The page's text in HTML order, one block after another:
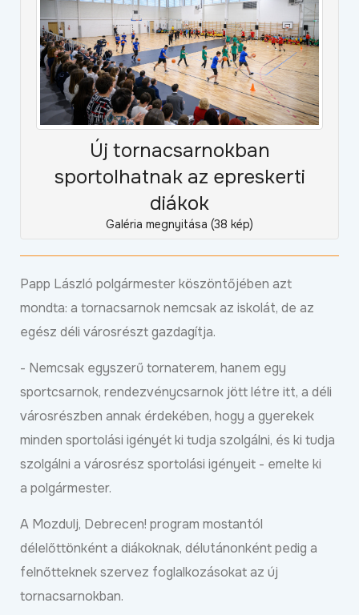
Új tornacsarnokban
sportolhatnak az epreskerti
diákok
Galéria megnyitása (38 kép)
Papp László polgármester köszöntőjében azt
mondta: a tornacsarnok nemcsak az iskolát, de az
egész déli városrészt gazdagítja.
- Nemcsak egyszerű tornaterem, hanem egy
sportcsarnok, rendezvénycsarnok jött létre itt, a déli
városrészben annak érdekében, hogy a gyerekek
minden sportolási igényét ki tudja szolgálni, és ki tudja
szolgálni a városrész sportolási igényeit - emelte ki
a polgármester.
A Mozdulj, Debrecen! program mostantól
délelőttönként a diákoknak, délutánonként pedig a
felnőtteknek szervez foglalkozásokat az új
tornacsarnokban.